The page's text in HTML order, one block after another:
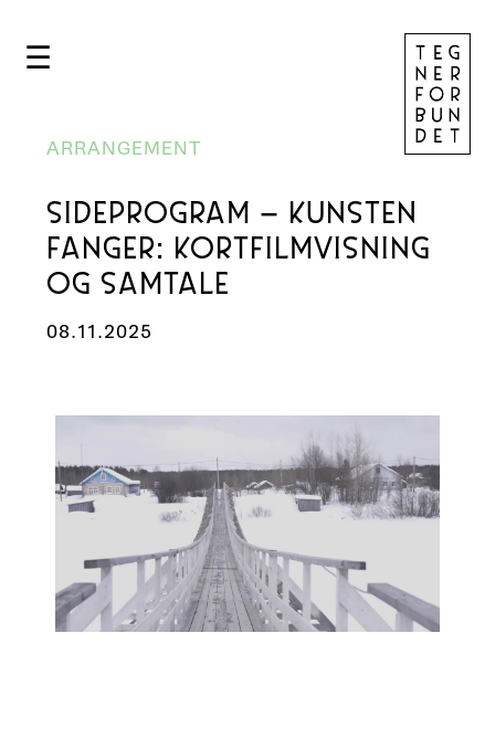
☰
ARRANGEMENT
SIDEPROGRAM – KUNSTEN
FANGER: KORTFILMVISNING
OG SAMTALE
08.11.2025